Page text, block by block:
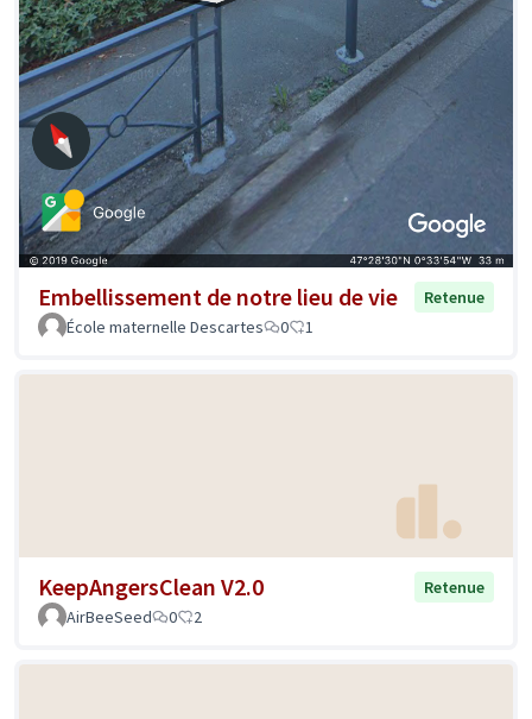
Embellissement de notre lieu de vie
Retenue
École maternelle Descartes
0 1
KeepAngersClean V2.0
Retenue
AirBeeSeed
0 2